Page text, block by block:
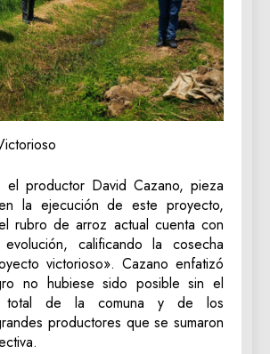
el productor David Cazano, pieza
la ejecución de este proyecto,
rubro de arroz actual cuenta con
calificando la cosecha
victorioso». Cazano enfatizó
no hubiese sido posible sin el
total de la comuna y de los
productores que se sumaron